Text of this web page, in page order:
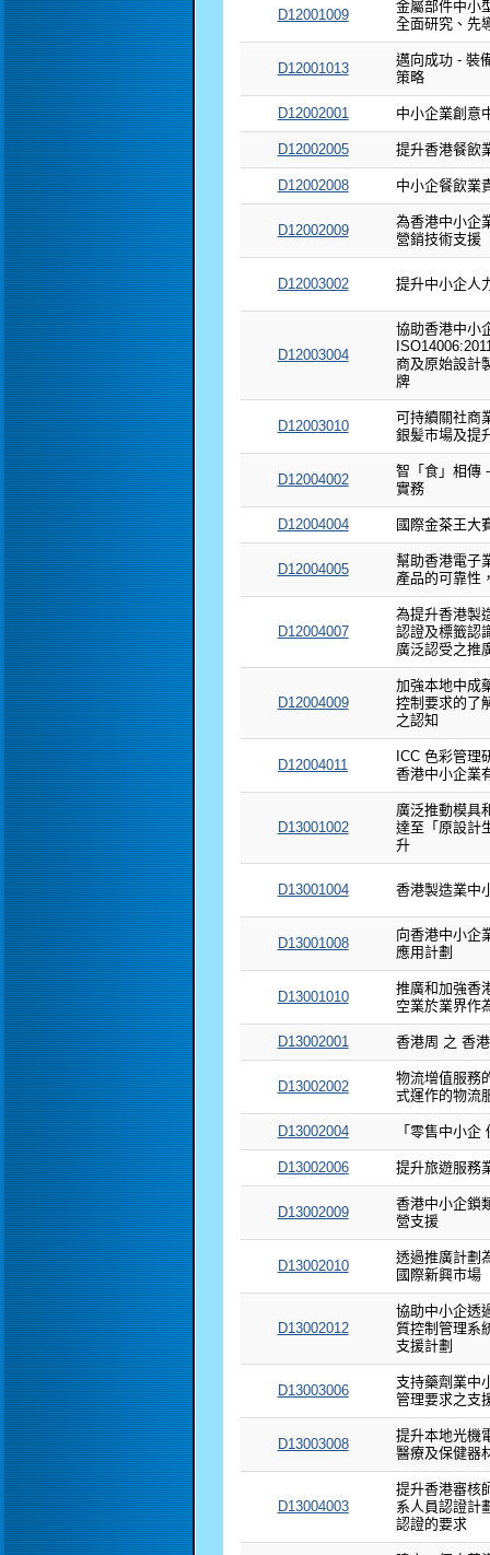
D12001009
金屬部件中小
全面研究、先
D12001013
邁向成功 - 裝
策略
D12002001 中小企業創意
D12002005 提升香港餐飲
D12002008 中小企餐飲業
D12002009
為香港中小企
營銷技術支援
D12003002 提升中小企人
D12003004
協助香港中小
商及原始設計
牌
D12003010
可持續關社商
銀髪市場及提
D12004002
智「食」相傳
實務
D12004004 國際金茶王大
D12004005
幫助香港電子
產品的可靠性
D12004007
為提升香港製
認證及標籤認
廣泛認受之推
D12004009
加強本地中成
控制要求的了
之認知
D12004011
ICC 色彩管理
香港中小企業
D13001002
廣泛推動模具
達至「原設計
升
D13001004 香港製造業中
D13001008
向香港中小企
應用計劃
D13001010
推廣和加強香
空業於業界作
D13002001 香港周 之 香
D13002002
物流增值服務
式運作的物流
D13002004 「零售中小
D13002006 提升旅遊服務
D13002009
香港中小企鎖
營支援
D13002010
透過推廣計劃
國際新興市場
D13002012
協助中小企透
質控制管理系
支援計劃
D13003006
支持藥劑業中
管理要求之支
D13003008
提升本地光機
醫療及保健器
D13004003
提升香港審核
系人員認證計
認證的要求